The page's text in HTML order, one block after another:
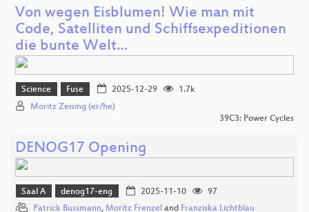
Von wegen Eisblumen! Wie man mit
Code, Satelliten und Schiffsexpeditionen
die bunte Welt…
Science Fuse 2025-12-29
1.7k
Moritz Zeising (er/he)
39C3: Power Cycles
DENOG17 Opening
Saal A denog17-eng 2025-11-10
97
Patrick Bussmann, Moritz Frenzel and Franziska Lichtblau